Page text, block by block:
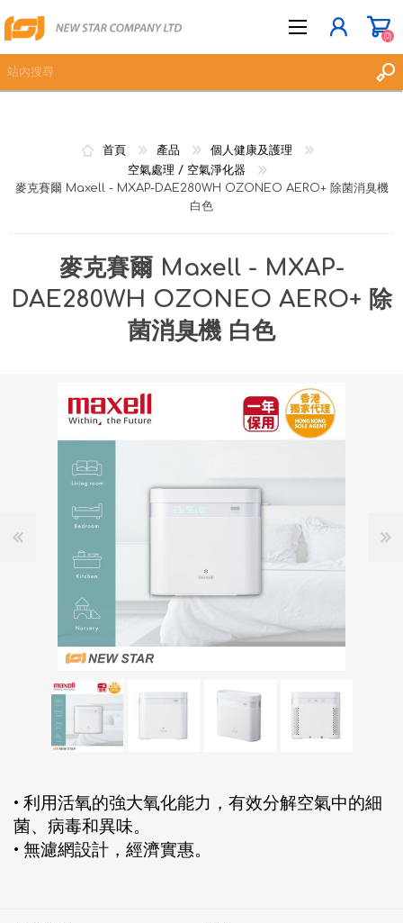
願望清單
(0)
首頁 產品
個人健康及護理
空氣處理 / 空氣淨化器
麥克賽爾 Maxell - MXAP-DAE280WH OZONEO AERO+ 除菌消臭機
白色
麥克賽爾 Maxell - MXAP-
DAE280WH OZONEO AERO+ 除
菌消臭機 白色
• 利用活氧的強大氧化能力，有效分解空氣中的細
菌、病毒和異味。
• 無濾網設計，經濟實惠。